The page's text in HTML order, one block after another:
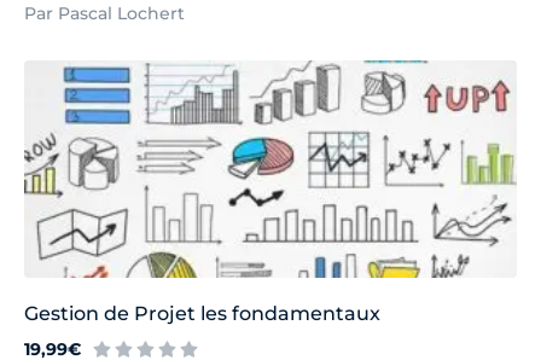
Par Pascal Lochert
Gestion de Projet les fondamentaux
19,99€